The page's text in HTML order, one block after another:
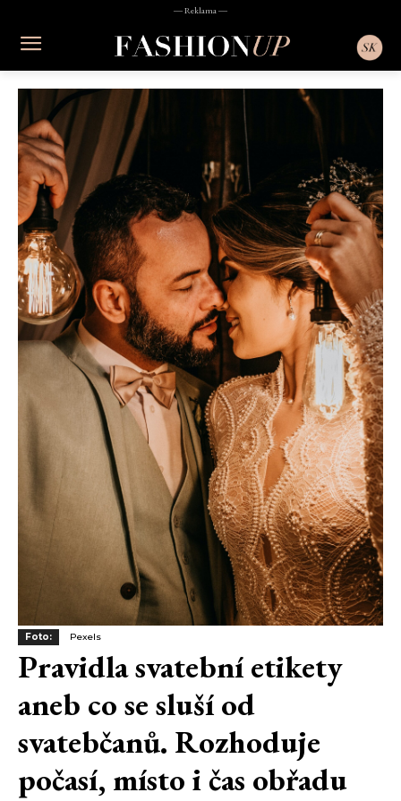
― Reklama ―
Foto: Pexels
Pravidla svatební etikety
aneb co se sluší od
svatebčanů. Rozhoduje
počasí, místo i čas obřadu